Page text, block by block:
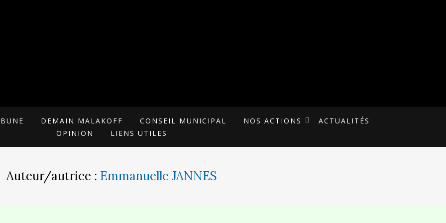
DEMAIN MALAKOFF CONSEIL MUNICIPAL NOS ACTIONS
ACTUALITÉS
OPINION
LIENS UTILES
Auteur/autrice : Emmanuelle JANNES